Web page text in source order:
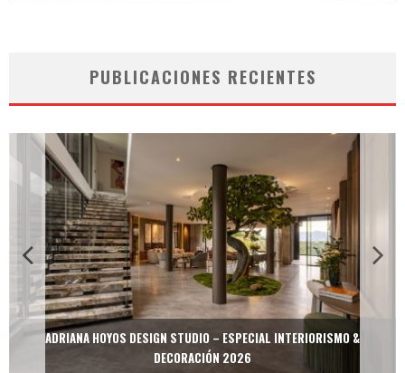
PUBLICACIONES RECIENTES
ADRIANA HOYOS DESIGN STUDIO – ESPECIAL INTERIORISMO &
DECORACIÓN 2026